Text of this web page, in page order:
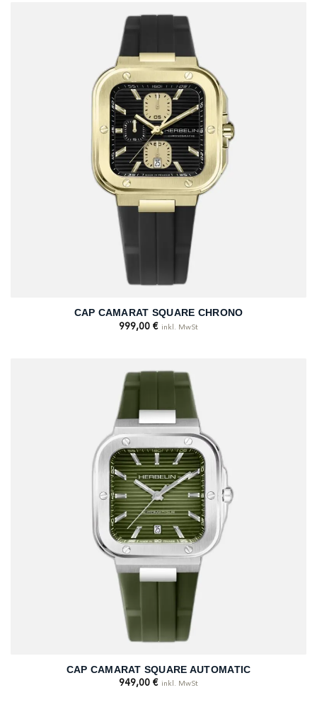
CAP CAMARAT SQUARE CHRONO
999,00 € inkl. MwSt
CAP CAMARAT SQUARE AUTOMATIC
949,00 € inkl. MwSt